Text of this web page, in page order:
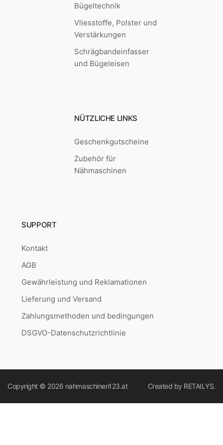
Bügeltechnik
Vliesstoffe, Polster und
Verstärkungen
Schrägbandeinfasser
und Bügeleisen
NÜTZLICHE LINKS
Geschenkgutscheine
Zubehör für
Nähmaschinen
SUPPORT
Kontakt
AGB
Gewährleistung und Reklamationen
Lieferung und Versand
Zahlungsmethoden und bedingungen
DSGVO-Datenschutzrichtlinie
Copyright © 2026 nahmaschinen123.at Created by RETAILYS.